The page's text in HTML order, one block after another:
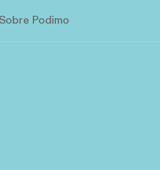
Sobre Podimo